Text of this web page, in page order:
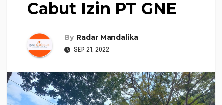
Cabut Izin PT GNE
By Radar Mandalika
SEP 21, 2022